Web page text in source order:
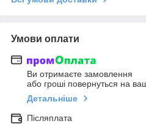
Умови оплати
Ви отримаєте замовлення
або гроші повернуться на
Детальніше
Післяплата